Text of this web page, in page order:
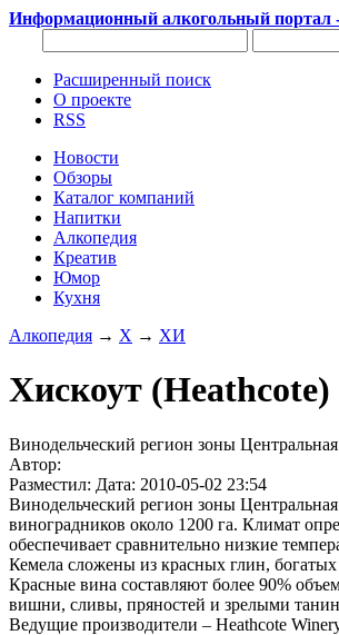
Информационный алкогольный портал
Расширенный поиск
О проекте
RSS
Новости
Обзоры
Каталог компаний
Напитки
Алкопедия
Креатив
Юмор
Кухня
Алкопедия → Х → ХИ
Хискоут (Heathcote)
Винодельческий регион зоны
Автор:
Разместил: Дата: 2010-05-02 23:54
Винодельческий регион зоны
виноградников около 1200 га. Климат
обеспечивает сравнительно низкие
Кемела сложены из красных глин,
Красные вина составляют более 90%
вишни, сливы, пряностей и зрелыми
Ведущие производители – Heathcote